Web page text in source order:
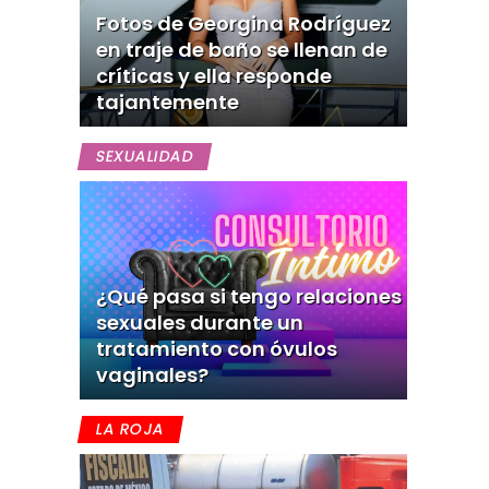
Fotos de Georgina Rodríguez
en traje de baño se llenan de
críticas y ella responde
tajantemente
SEXUALIDAD
¿Qué pasa si tengo relaciones
sexuales durante un
tratamiento con óvulos
vaginales?
LA ROJA